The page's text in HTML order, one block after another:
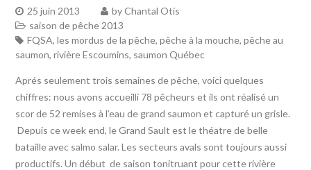
25 juin 2013 byChantal Otis
saison de pêche 2013
FQSA,les mordus de la pêche,pêche à la mouche,pêche au
saumon,rivière Escoumins, saumon Québec
Aprés seulement trois semaines de pêche, voici quelques
chiffres: nous avons accueilli 78 pêcheurs et ils ont réalisé un
scor de 52 remises à l’eau de grand saumon et capturé un grisle.
Depuis ce week end, le Grand Sault est le théatre de belle
bataille avec salmo salar. Les secteurs avals sont toujours aussi
productifs. Un début de saison tonitruant pour cette rivière